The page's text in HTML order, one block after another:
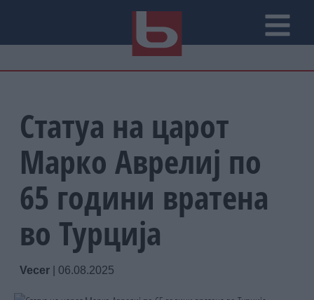
Статуа на царот
Марко Аврелиј по
65 години вратена
во Турција
Vecer 06.08.2025